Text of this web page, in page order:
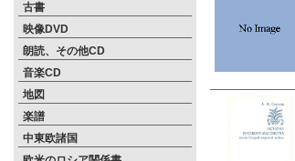
古書
映像DVD
朗読、その他CD
音楽CD
地図
楽譜
中東欧諸国